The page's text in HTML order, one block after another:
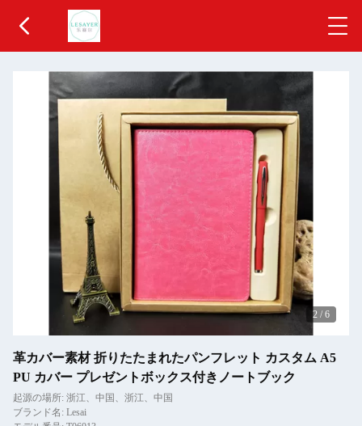
3 / 6
革カバー素材 折りたたまれたパンフレット カスタム A5
PU カバー プレゼントボックス付きノートブック
起源の場所: 浙江、中国、浙江、中国
ブランド名: Lesai